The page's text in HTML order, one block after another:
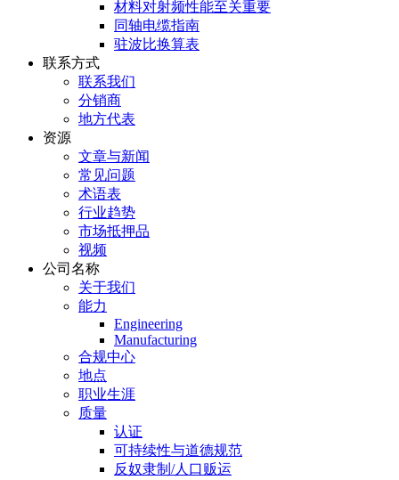
材料对射频性能至关重要
同轴电缆指南
驻波比换算表
联系方式
联系我们
分销商
地方代表
资源
文章与新闻
常见问题
术语表
行业趋势
市场抵押品
视频
公司名称
关于我们
能力
Engineering
Manufacturing
合规中心
地点
职业生涯
质量
认证
可持续性与道德规范
反奴隶制/人口贩运